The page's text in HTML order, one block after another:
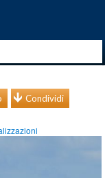
Condividi